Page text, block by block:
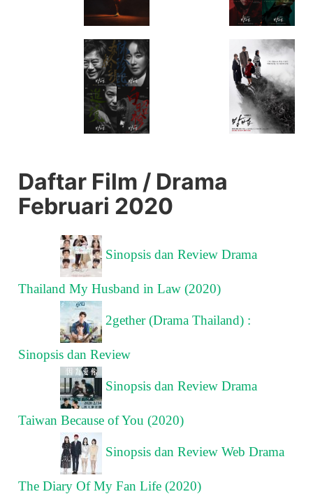
Daftar Film / Drama
Februari 2020
Sinopsis dan Review Drama
Thailand My Husband in Law (2020)
2gether (Drama Thailand) :
Sinopsis dan Review
Sinopsis dan Review Drama
Taiwan Because of You (2020)
Sinopsis dan Review Web Drama
The Diary Of My Fan Life (2020)